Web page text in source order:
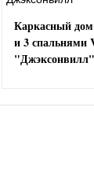
Каркасный дом
и 3 спальнями
"Джэксонвилл"